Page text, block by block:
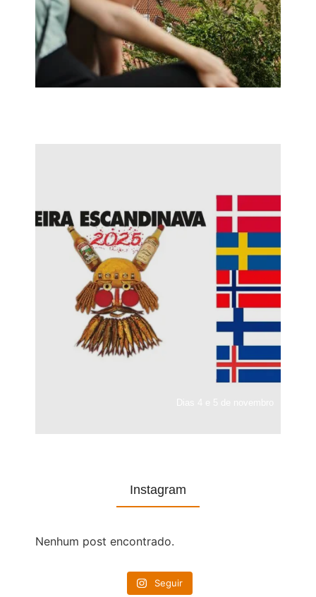
Instagram
Nenhum post encontrado.
Seguir